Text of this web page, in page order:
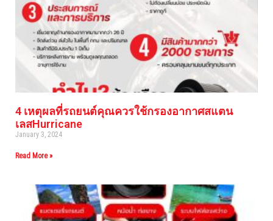
4 เหตุผลที่รถยนต์คุณควรใช้กรองอากาศสแตน
เลสHurricane
January 3, 2024
Read More »